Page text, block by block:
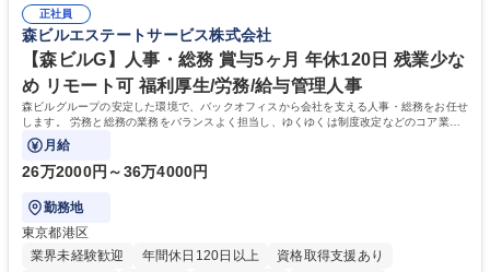
正社員
森ビルエステートサービス株式会社
【森ビルG】人事・総務 賞与5ヶ月 年休120日 残業少な
め リモート可 福利厚生/労務/給与管理人事
森ビルグループの安定した環境で、バックオフィスから会社を支える人事・総務をお任せ
します。 労務と総務の業務をバランスよく担当し、ゆくゆくは制度改定などのコア業務
にも挑戦できる、やりがいある環境です。
月給
26万2000円～36万4000円
勤務地
東京都港区
業界未経験歓迎
年間休日120日以上
資格取得支援あり